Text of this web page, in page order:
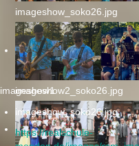
imageshow_soko26.jpg
imageshow2_soko26.jpg
imageshow1
imageshow_soko26.jpg
https://realschule-